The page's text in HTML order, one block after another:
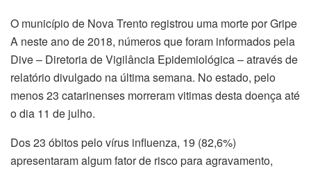
O município de Nova Trento registrou uma morte por Gripe
A neste ano de 2018, números que foram informados pela
Dive – Diretoria de Vigilância Epidemiológica – através de
relatório divulgado na última semana. No estado, pelo
menos 23 catarinenses morreram vitimas desta doença até
o dia 11 de julho.
Dos 23 óbitos pelo vírus influenza, 19 (82,6%)
apresentaram algum fator de risco para agravamento,